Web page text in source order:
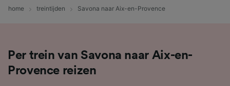
home treintijden Savona naar Aix-en-Provence
Per trein van Savona naar Aix-en-
Provence reizen